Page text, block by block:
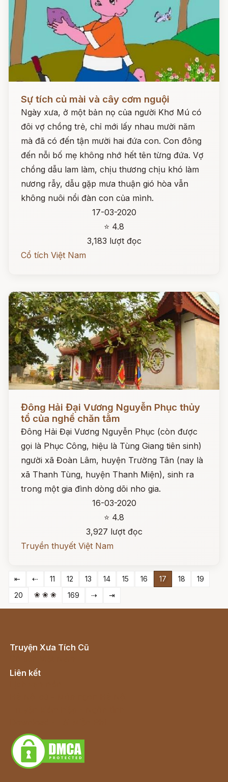
Sự tích củ mài và cây cơm nguội
Ngày xưa, ở một bản nọ của người Khơ Mú có
đôi vợ chồng trẻ, chỉ mới lấy nhau mười năm
mà đã có đến tận mười hai đứa con. Con đông
đến nỗi bố mẹ không nhớ hết tên từng đứa. Vợ
chồng dẫu lam làm, chịu thương chịu khó làm
nương rẫy, dẫu gặp mưa thuận gió hòa vẫn
không nuôi nổi đàn con của mình.
17-03-2020
⭐ 4.8
3,183 lượt đọc
Cổ tích Việt Nam
Đông Hải Đại Vương Nguyễn Phục thủy
tổ của nghề chăn tằm
Đông Hải Đại Vương Nguyễn Phục (còn được
gọi là Phục Công, hiệu là Tùng Giang tiên sinh)
người xã Đoàn Lâm, huyện Trường Tân (nay là
xã Thanh Tùng, huyện Thanh Miện), sinh ra
trong một gia đình dòng dõi nho gia.
16-03-2020
⭐ 4.8
3,927 lượt đọc
Truyền thuyết Việt Nam
⇤ ⇠ 11 12 13 14 15 16 17 18
19
20
❀ ❀ ❀ 169 ⇢ ⇥
Truyện Xưa Tích Cũ
Liên kết